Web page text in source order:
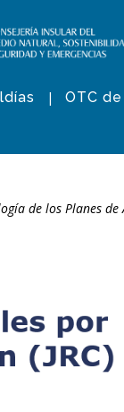
OTC
de los Planes de